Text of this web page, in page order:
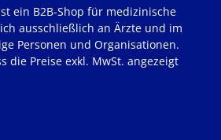
ein B2B-Shop für medizinische
ausschließlich an Ärzte und im
Personen und Organisationen.
die Preise exkl. MwSt. angezeigt